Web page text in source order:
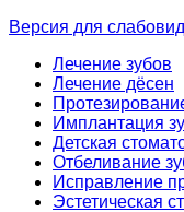
Версия для
Лечение зубов
Лечение дёсен
Имплантация
Детская
Отбеливание
Исправление
Эстетическая